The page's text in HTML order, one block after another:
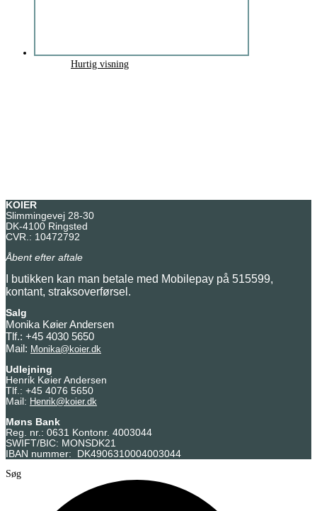
Hurtig visning
KOIER
Slimmingevej 28-30
DK-4100 Ringsted
CVR.: 10472792
Åbent efter aftale
I butikken kan man betale med Mobilepay på 515599,
kontant, straksoverførsel.
Salg
Monika Køier Andersen
Tlf.: +45 4030 5650
Mail: Monika@koier.dk
Udlejning
Henrik Køier Andersen
Tlf.: +45 4076 5650
Mail: Henrik@koier.dk
Møns Bank
Reg. nr.: 0631 Kontonr. 4003044
SWIFT/BIC: MONSDK21
IBAN nummer: DK4906310004003044
Søg